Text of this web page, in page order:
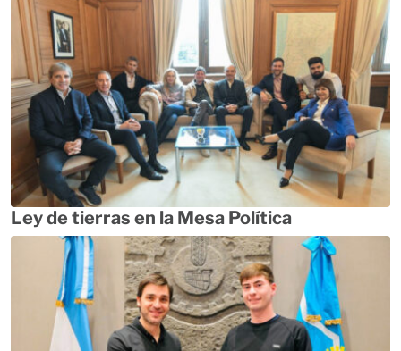
Ley de tierras en la Mesa Política